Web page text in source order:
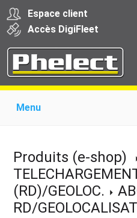
Espace client
Accès DigiFleet
Menu
Produits pour transporteurs
Actualité
Support
Contact
Produits (e-shop)
(RD)/GEOLOC.
RD/